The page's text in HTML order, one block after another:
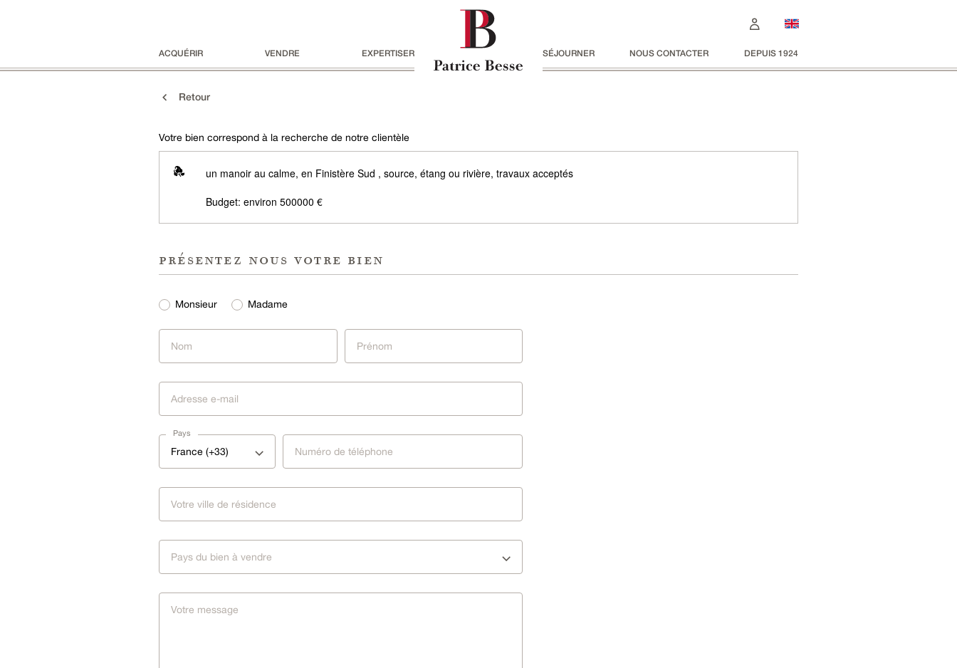
ACQUÉRIR VENDRE EXPERTISER SÉJOURNER NOUS CONTACTER DEPUIS 1924
Retour
Votre bien correspond à la recherche de notre clientèle
un manoir au calme, en Finistère Sud , source, étang ou rivière, travaux acceptés
Budget: environ 500000 €
présentez nous votre bien
Monsieur Madame
Pays
France (+33)
Pays du bien à vendre